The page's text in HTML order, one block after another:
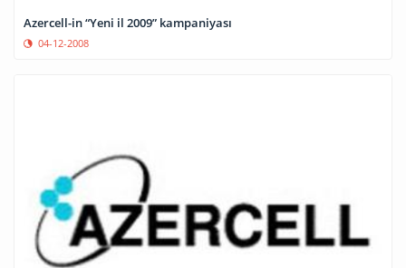
Azercell-in “Yeni il 2009” kampaniyası
04-12-2008